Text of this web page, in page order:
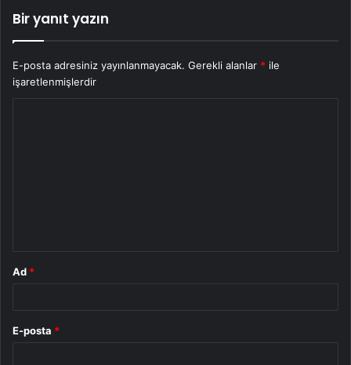
Bir yanıt yazın
E-posta adresiniz yayınlanmayacak. Gerekli alanlar * ile
işaretlenmişlerdir
Ad *
E-posta *